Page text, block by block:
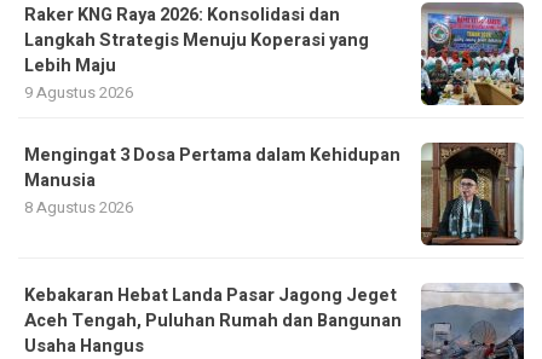
Raker KNG Raya 2026: Konsolidasi dan
Langkah Strategis Menuju Koperasi yang
Lebih Maju
9 Agustus 2026
Mengingat 3 Dosa Pertama dalam Kehidupan
Manusia
8 Agustus 2026
Kebakaran Hebat Landa Pasar Jagong Jeget
Aceh Tengah, Puluhan Rumah dan Bangunan
Usaha Hangus